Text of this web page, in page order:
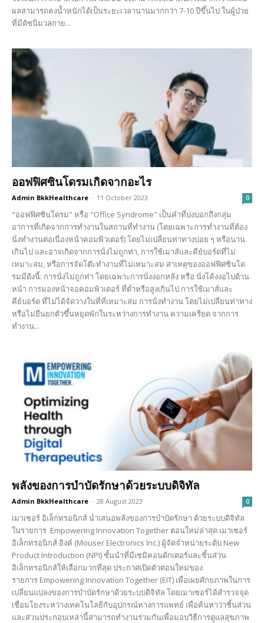
ผลสามารถคงน้ำหนักได้เป็นระยะเวลานานมากกว่า 7-10 ปีขึ้นไป ในผู้ป่วย
ที่มีดัชนีมวลกาย...
ออฟฟิศซินโดรมเกิดจากอะไร
Admin BkkHealthcare - 11 October 2023 0
"ออฟฟิศซินโดรม" หรือ "Office Syndrome" เป็นคำที่บ่งบอกถึงกลุ่ม
อาการที่เกิดจากการทำงานในสถานที่ทำงาน (โดยเฉพาะการทำงานที่ต้อง
นั่งทำงานต่อเนื่องหน้าคอมพิวเตอร์) โดยไม่เปลี่ยนท่าทางบ่อย ๆ หรือนาน
เกินไป และอาจเกิดจากการนั่งไม่ถูกท่า, การใช้เมาส์และคีย์บอร์ดที่ไม่
เหมาะสม, หรือการจัดโต๊ะทำงานที่ไม่เหมาะสม สาเหตุของออฟฟิศซินโด
รมมีดังนี้: การนั่งไม่ถูกท่า โดยเฉพาะการนั่งงอกหลัง หรือ นั่งโค้งงอไปด้าน
หน้า การมองหน้าจอคอมพิวเตอร์ ที่ต่ำหรือสูงเกินไป การใช้เมาส์และ
คีย์บอร์ด ที่ไม่ได้จัดวางในที่ที่เหมาะสม การนั่งทำงาน โดยไม่เปลี่ยนท่าทาง
หรือไม่ยืนยกตัวขึ้นหยุดพักในระหว่างการทำงาน ความเครียด จากการ
ทำงาน...
พลังของการบำบัดรักษาด้วยระบบดิจิทัล
Admin BkkHealthcare - 28 August 2023 0
เมาเซอร์ อิเล็กทรอนิกส์ นำเสนอพลังของการบำบัดรักษา ด้วยระบบดิจิทัล
ในรายการ Empowering Innovation Together ตอนใหม่ล่าสุด เมาเซอร์
อิเล็กทรอนิกส์ อิงค์ (Mouser Electronics Inc.) ผู้จัดจำหน่ายระดับ New
Product Introduction (NPI) ชั้นนำที่มีเซมิคอนดักเตอร์และชิ้นส่วน
อิเล็กทรอนิกส์ให้เลือกมากที่สุด ประกาศเปิดตัวตอนใหม่ของ
รายการ Empowering Innovation Together (EIT) เพื่อเผยศักยภาพในการ
เปลี่ยนแปลงของการบำบัดรักษาด้วยระบบดิจิทัล โดยเมาเซอร์ได้สำรวจจุด
เชื่อมโยงระหว่างเทคโนโลยีกับอุปกรณ์ทางการแพทย์ เพื่อค้นหาว่าชิ้นส่วน
และส่วนประกอบเหล่านี้สามารถทำงานร่วมกันเพื่อมอบวิธีการดูแลสุขภาพ